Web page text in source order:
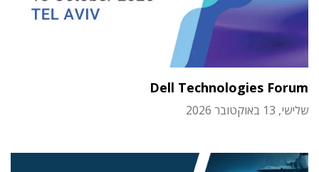
Dell Technologies Forum
שלישי, 13 באוקטובר 2026